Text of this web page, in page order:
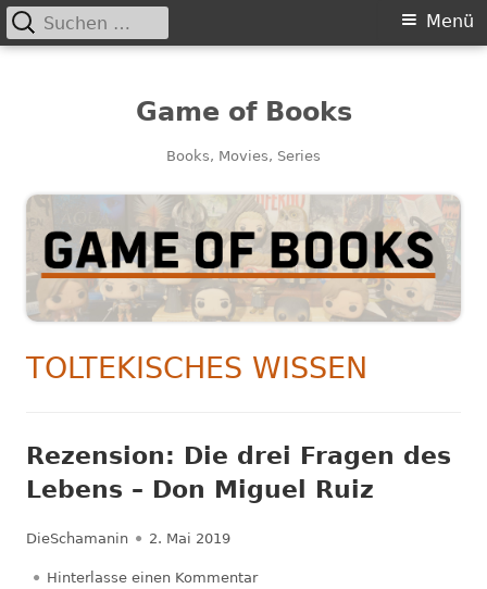
Game of Books
Books, Movies, Series
Primäres
Menü
Suchen
nach:
SCHLAGWORT:
TOLTEKISCHES WISSEN
Rezension: Die drei Fragen des
Lebens – Don Miguel Ruiz
Autor
DieSchamanin Veröffentlicht
am
2. Mai 2019
Hinterlasse einen Kommentarzu Rezension: Die drei Fragen